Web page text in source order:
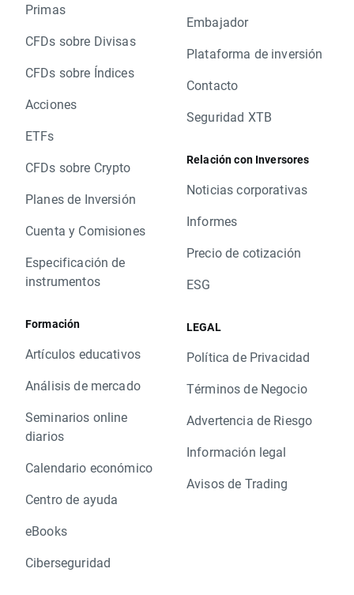
Primas
CFDs sobre Divisas
CFDs sobre Índices
Acciones
ETFs
CFDs sobre Crypto
Planes de Inversión
Cuenta y Comisiones
Especificación de
instrumentos
Formación
Artículos educativos
Análisis de mercado
Seminarios online
diarios
Calendario económico
Centro de ayuda
eBooks
Ciberseguridad
Embajador
Plataforma de inversión
Contacto
Seguridad XTB
Relación con Inversores
Noticias corporativas
Informes
Precio de cotización
ESG
LEGAL
Política de Privacidad
Términos de Negocio
Advertencia de Riesgo
Información legal
Avisos de Trading